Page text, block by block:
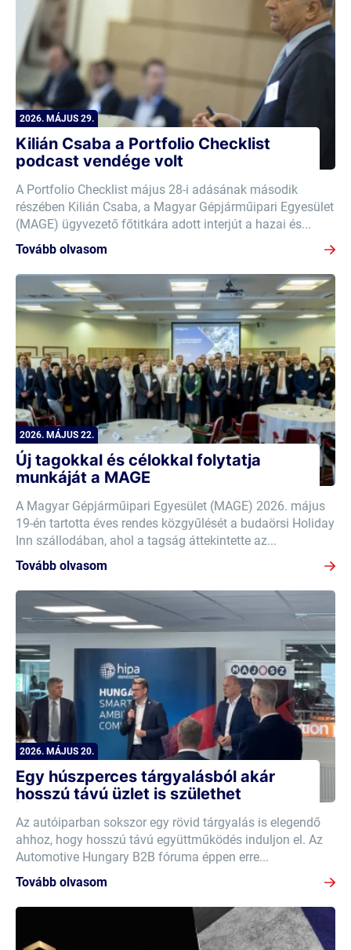
2026. MÁJUS 29.
Kilián Csaba a Portfolio Checklist
podcast vendége volt
A Portfolio Checklist május 28-i adásának második
részében Kilián Csaba, a Magyar Gépjárműipari Egyesület
(MAGE) ügyvezető főtitkára adott interjút a hazai és...
Tovább olvasom
2026. MÁJUS 22.
Új tagokkal és célokkal folytatja
munkáját a MAGE
A Magyar Gépjárműipari Egyesület (MAGE) 2026. május
19-én tartotta éves rendes közgyűlését a budaörsi Holiday
Inn szállodában, ahol a tagság áttekintette az...
Tovább olvasom
2026. MÁJUS 20.
Egy húszperces tárgyalásból akár
hosszú távú üzlet is születhet
Az autóiparban sokszor egy rövid tárgyalás is elegendő
ahhoz, hogy hosszú távú együttműködés induljon el. Az
Automotive Hungary B2B fóruma éppen erre...
Tovább olvasom